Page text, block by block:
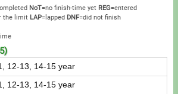
NoT=no finish-time yet REG=entered
the limit LAP=lapped DNF=did not finish
12-13, 14-15 year
12-13, 14-15 year